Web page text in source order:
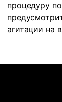
процедуру
агитации на